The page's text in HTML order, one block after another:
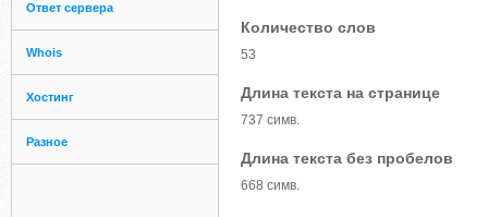
Ответ сервера
Whois
Хостинг
Разное
Количество слов
53
Длина текста на странице
737 симв.
Длина текста без пробелов
668 симв.